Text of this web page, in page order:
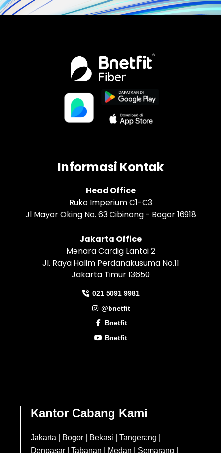
Informasi Kontak
Head Office
Ruko Imperium C1-C3
Jl Mayor Oking No. 63 Cibinong - Bogor 16918
Jakarta Office
Menara Cardig Lantai 2
Jl. Raya Halim Perdanakusuma No.11
Jakarta Timur 13650
021 5091 9981
@bnetfit
Bnetfit
Bnetfit
Kantor Cabang Kami
Jakarta Bogor Bekasi Tangerang
Denpasar
Tabanan Medan Semarang